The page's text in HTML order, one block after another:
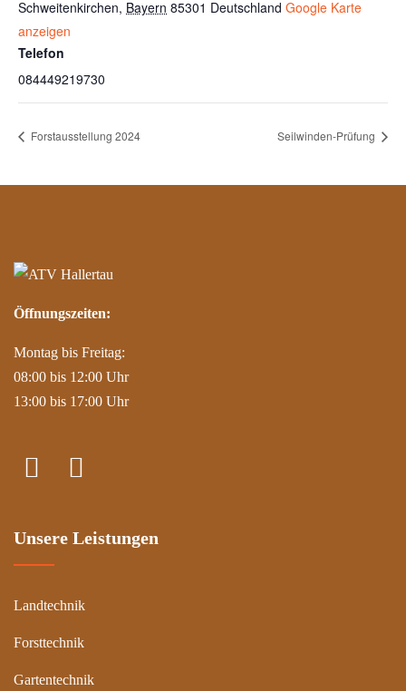
Schweitenkirchen, Bayern 85301 Deutschland Google Karte
anzeigen
Telefon
084449219730
Forstausstellung 2024 Seilwinden-Prüfung
Öffnungszeiten:
Montag bis Freitag:
08:00 bis 12:00 Uhr
13:00 bis 17:00 Uhr
Unsere Leistungen
Landtechnik
Forsttechnik
Gartentechnik